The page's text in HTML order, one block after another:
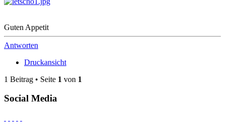
Guten Appetit
Antworten
Druckansicht
1 Beitrag • Seite 1 von 1
Social Media